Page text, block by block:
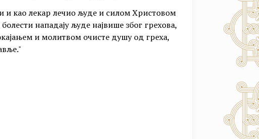
и као лекар лечио људе и силом Христовом
нападају људе највише због грехова,
и молитвом очисте душу од греха,